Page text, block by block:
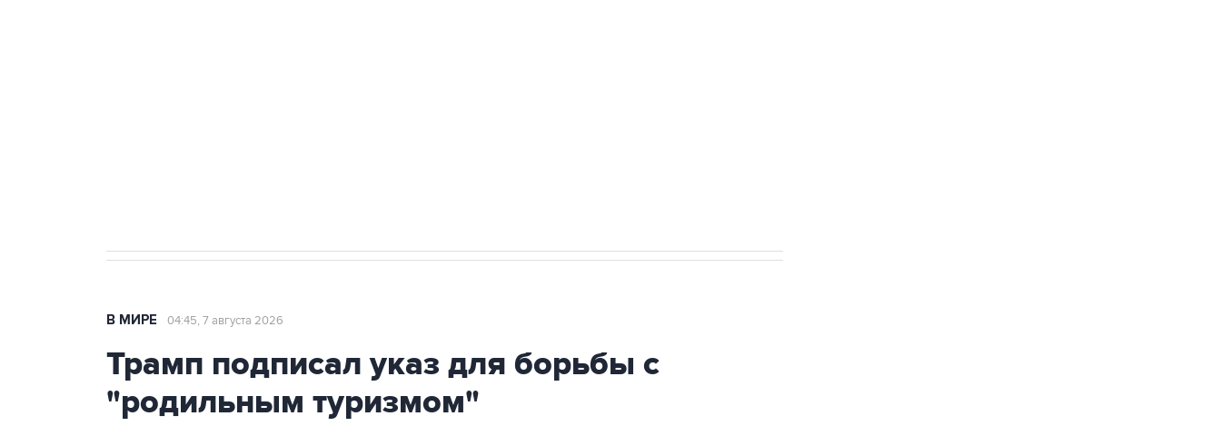
В МИРЕ 04:45, 7 августа 2026
Трамп подписал указ для борьбы с
"родильным туризмом"